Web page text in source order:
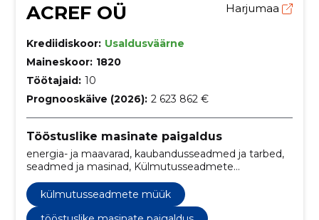
ACREF OÜ Harjumaa
Krediidiskoor: Usaldusväärne
Maineskoor: 1820
Töötajaid: 10
Prognooskäive (2026): 2 623 862 €
Tööstuslike masinate paigaldus
energia- ja maavarad, kaubandusseadmed ja tarbed,
seadmed ja masinad, Külmutusseadmete
kompressorid, ehitus, jahutus- ja kliimaseaded,
soojuspumbad, Surveseadmetööd, Jahutusseadmed,
Külmaseadmed, Külmhooned
külmutusseadmete müük